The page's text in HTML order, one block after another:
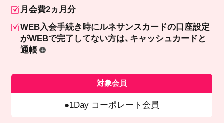
月会費2ヵ月分
WEB入会手続き時にルネサンスカードの口座設定
がWEBで完了してない方は、キャッシュカードと
通帳
対象会員
1Day コーポレート会員